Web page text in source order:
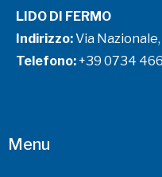
LIDO DI FERMO
Indirizzo:Via
Telefono:+39 0734
Menu